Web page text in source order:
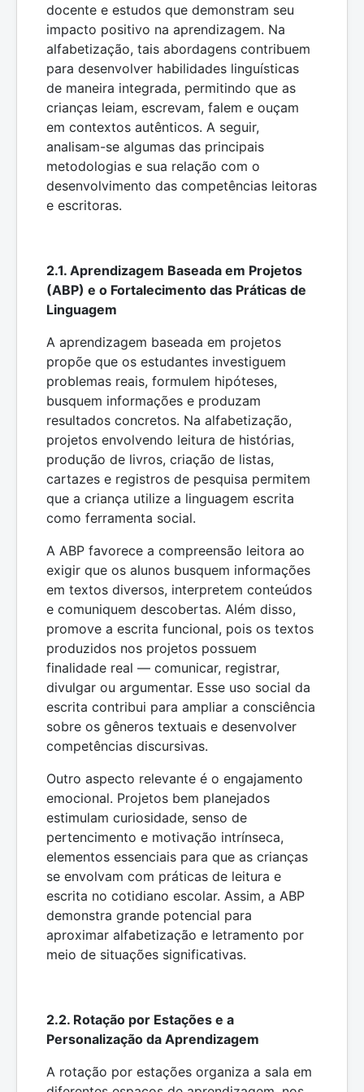
docente e estudos que demonstram seu
impacto positivo na aprendizagem. Na
alfabetização, tais abordagens contribuem
para desenvolver habilidades linguísticas
de maneira integrada, permitindo que as
crianças leiam, escrevam, falem e ouçam
em contextos autênticos. A seguir,
analisam-se algumas das principais
metodologias e sua relação com o
desenvolvimento das competências leitoras
e escritoras.
2.1. Aprendizagem Baseada em Projetos
(ABP) e o Fortalecimento das Práticas de
Linguagem
A aprendizagem baseada em projetos
propõe que os estudantes investiguem
problemas reais, formulem hipóteses,
busquem informações e produzam
resultados concretos. Na alfabetização,
projetos envolvendo leitura de histórias,
produção de livros, criação de listas,
cartazes e registros de pesquisa permitem
que a criança utilize a linguagem escrita
como ferramenta social.
A ABP favorece a compreensão leitora ao
exigir que os alunos busquem informações
em textos diversos, interpretem conteúdos
e comuniquem descobertas. Além disso,
promove a escrita funcional, pois os textos
produzidos nos projetos possuem
finalidade real — comunicar, registrar,
divulgar ou argumentar. Esse uso social da
escrita contribui para ampliar a consciência
sobre os gêneros textuais e desenvolver
competências discursivas.
Outro aspecto relevante é o engajamento
emocional. Projetos bem planejados
estimulam curiosidade, senso de
pertencimento e motivação intrínseca,
elementos essenciais para que as crianças
se envolvam com práticas de leitura e
escrita no cotidiano escolar. Assim, a ABP
demonstra grande potencial para
aproximar alfabetização e letramento por
meio de situações significativas.
2.2. Rotação por Estações e a
Personalização da Aprendizagem
A rotação por estações organiza a sala em